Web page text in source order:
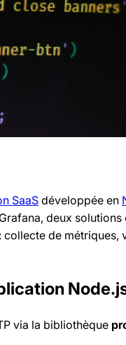
SaaS développée en
deux
de métriques,
via la bibliothèque